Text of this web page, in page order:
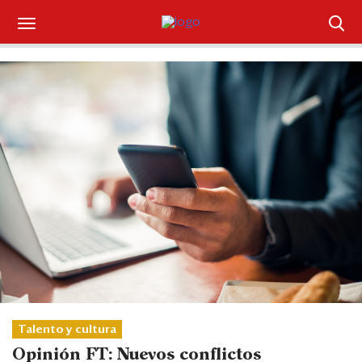
Suscríbase
¿Qué está pasando?
Sectores y Empresas
Management
Economía y Finanzas
Legal y Política
Talento y cultura
Opinión FT: Nuevos conflictos